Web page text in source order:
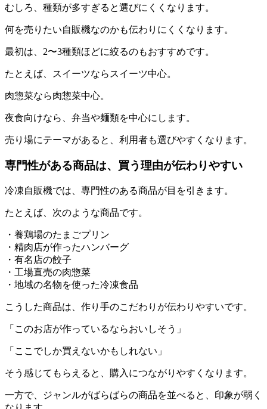
むしろ、種類が多すぎると選びにくくなります。
何を売りたい自販機なのかも伝わりにくくなります。
最初は、2〜3種類ほどに絞るのもおすすめです。
たとえば、スイーツならスイーツ中心。
肉惣菜なら肉惣菜中心。
夜食向けなら、弁当や麺類を中心にします。
売り場にテーマがあると、利用者も選びやすくなります。
専門性がある商品は、買う理由が伝わりやすい
冷凍自販機では、専門性のある商品が目を引きます。
たとえば、次のような商品です。
・養鶏場のたまごプリン
・精肉店が作ったハンバーグ
・有名店の餃子
・工場直売の肉惣菜
・地域の名物を使った冷凍食品
こうした商品は、作り手のこだわりが伝わりやすいです。
「このお店が作っているならおいしそう」
「ここでしか買えないかもしれない」
そう感じてもらえると、購入につながりやすくなります。
一方で、ジャンルがばらばらの商品を並べると、印象が弱く